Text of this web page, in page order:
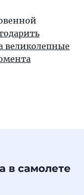
великолепные
в самолете